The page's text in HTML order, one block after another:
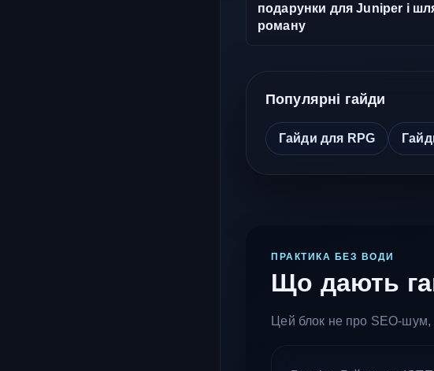
подарунки для Juniper і
роману
Популярні гайди
Гайди для RPG
ПРАКТИКА БЕЗ ВОДИ
Що дають
Цей блок не про SEO-шум,